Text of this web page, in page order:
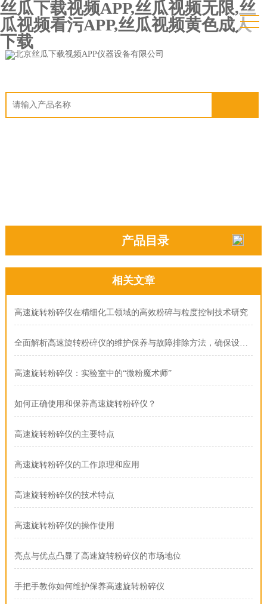
丝瓜下载视频APP,丝瓜视频无限,丝
瓜视频看污APP,丝瓜视频黄色成人
下载
产品目录
相关文章
高速旋转粉碎仪在精细化工领域的高效粉碎与粒度控制技术研究
全面解析高速旋转粉碎仪的维护保养与故障排除方法，确保设备稳定运行
高速旋转粉碎仪：实验室中的“微粉魔术师”
如何正确使用和保养高速旋转粉碎仪？
高速旋转粉碎仪的主要特点
高速旋转粉碎仪的工作原理和应用
高速旋转粉碎仪的技术特点
高速旋转粉碎仪的操作使用
亮点与优点凸显了高速旋转粉碎仪的市场地位
手把手教你如何维护保养高速旋转粉碎仪